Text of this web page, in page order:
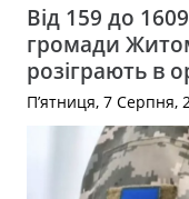
Від 159 до
громади
розіграють в
П’ятниця, 7 Серпня,